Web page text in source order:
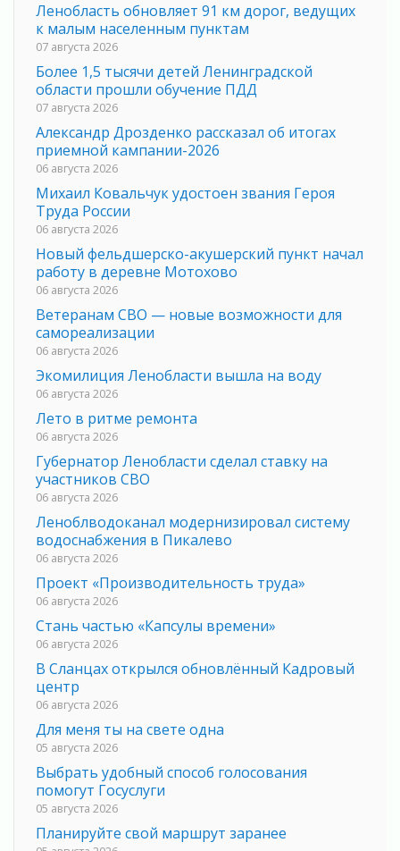
Ленобласть обновляет 91 км дорог, ведущих
к малым населенным пунктам
07 августа 2026
Более 1,5 тысячи детей Ленинградской
области прошли обучение ПДД
07 августа 2026
Александр Дрозденко рассказал об итогах
приемной кампании-2026
06 августа 2026
Михаил Ковальчук удостоен звания Героя
Труда России
06 августа 2026
Новый фельдшерско-акушерский пункт начал
работу в деревне Мотохово
06 августа 2026
Ветеранам СВО — новые возможности для
самореализации
06 августа 2026
Экомилиция Ленобласти вышла на воду
06 августа 2026
Лето в ритме ремонта
06 августа 2026
Губернатор Ленобласти сделал ставку на
участников СВО
06 августа 2026
Леноблводоканал модернизировал систему
водоснабжения в Пикалево
06 августа 2026
Проект «Производительность труда»
06 августа 2026
Стань частью «Капсулы времени»
06 августа 2026
В Сланцах открылся обновлённый Кадровый
центр
06 августа 2026
Для меня ты на свете одна
05 августа 2026
Выбрать удобный способ голосования
помогут Госуслуги
05 августа 2026
Планируйте свой маршрут заранее